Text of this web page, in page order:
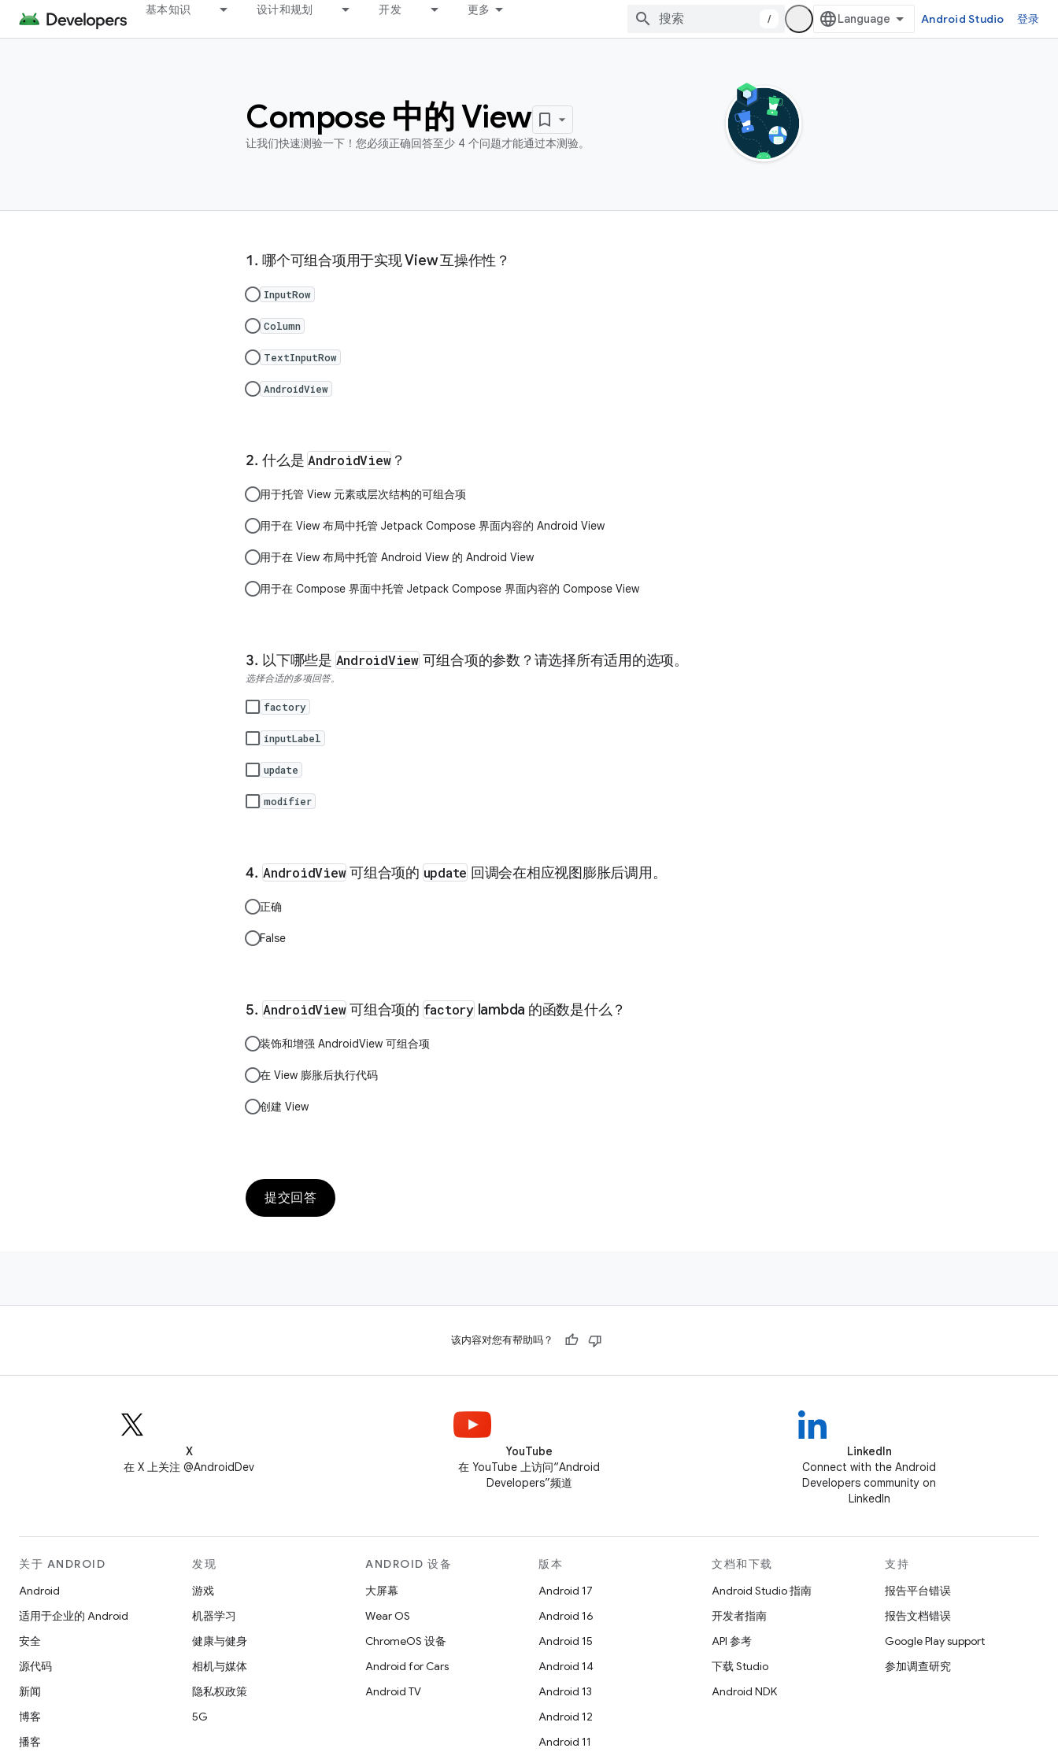
基本知识 设计和规划 开发 更多
/ Android Studio 登录
Compose 中的 View
让我们快速测验一下！您必须正确回答至少 4 个问题才能通过本测验。
哪个可组合项用于实现 View 互操作性？
InputRow
Column
TextInputRow
AndroidView
什么是 AndroidView ？
用于托管 View 元素或层次结构的可组合项
用于在 View 布局中托管 Jetpack Compose 界面内容的 Android View
用于在 View 布局中托管 Android View 的 Android View
用于在 Compose 界面中托管 Jetpack Compose 界面内容的 Compose View
以下哪些是 AndroidView 可组合项的参数？请选择所有适用的选项。
选择合适的多项回答。
factory
inputLabel
update
modifier
AndroidView 可组合项的 update 回调会在相应视图膨胀后调用。
正确
False
AndroidView 可组合项的 factory lambda 的函数是什么？
装饰和增强 AndroidView 可组合项
在 View 膨胀后执行代码
创建 View
提交回答
该内容对您有帮助吗？
X
在 X 上关注 @AndroidDev
YouTube
在 YouTube 上访问“Android
Developers”频道
LinkedIn
Connect with the Android
Developers community on
LinkedIn
关于 ANDROID
Android
适用于企业的 Android
安全
源代码
新闻
博客
播客
发现
游戏
机器学习
健康与健身
相机与媒体
隐私权政策
5G
ANDROID 设备
大屏幕
Wear OS
ChromeOS 设备
Android for Cars
Android TV
版本
Android 17
Android 16
Android 15
Android 14
Android 13
Android 12
Android 11
文档和下载
Android Studio 指南
开发者指南
API 参考
下载 Studio
Android NDK
支持
报告平台错误
报告文档错误
Google Play support
参加调查研究